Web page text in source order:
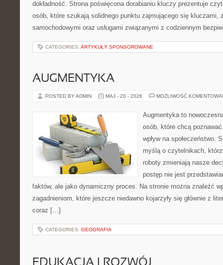
dokładność. Strona poświęcona dorabianiu kluczy prezentuje
osób, które szukają solidnego punktu zajmującego się kluczami,
samochodowymi oraz usługami związanymi z codziennym
CATEGORIES: ARTYKUŁY SPONSOROWANE
AUGMENTYKA
POSTED BY ADMIN MAJ - 20 - 2026 MOŻLIWOŚĆ
Augmentyka to
osób, które chcą
wpływ na społeczeństwo.
myślą o czytelnikach,
roboty zmieniają nasze
postęp nie jest
faktów, ale jako dynamiczny proces. Na stronie można znaleźć
zagadnieniom, które jeszcze niedawno kojarzyły się głównie z
coraz […]
CATEGORIES: GEOGRAFIA